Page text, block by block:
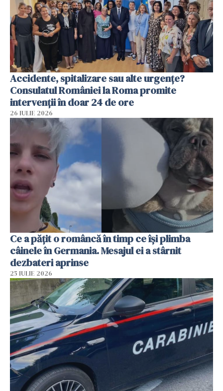
Accidente, spitalizare sau alte urgențe?
Consulatul României la Roma promite
intervenții în doar 24 de ore
26 IULIE 2026
Ce a pățit o româncă în timp ce își plimba
câinele în Germania. Mesajul ei a stârnit
dezbateri aprinse
25 IULIE 2026